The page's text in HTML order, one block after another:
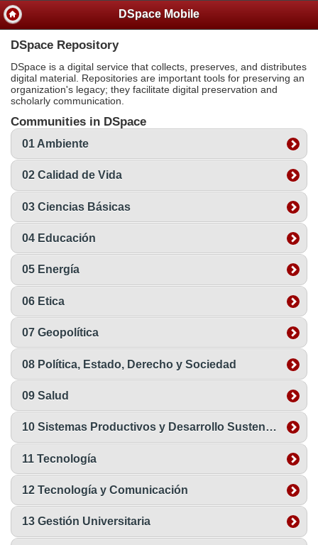
DSpace Mobile
DSpace Repository
DSpace is a digital service that collects, preserves, and distributes
digital material. Repositories are important tools for preserving an
organization's legacy; they facilitate digital preservation and
scholarly communication.
Communities in DSpace
01 Ambiente
02 Calidad de Vida
03 Ciencias Básicas
04 Educación
05 Energía
06 Etica
07 Geopolítica
08 Política, Estado, Derecho y Sociedad
09 Salud
10 Sistemas Productivos y Desarrollo Sustentable
11 Tecnología
12 Tecnología y Comunicación
13 Gestión Universitaria